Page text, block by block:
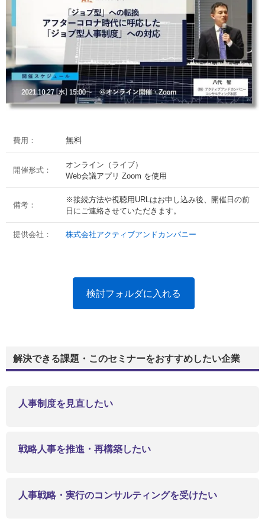
費用： 無料
開催形式：
オンライン（ライブ）
Web会議アプリ Zoom を使用
備考：
※接続方法や視聴用URLはお申し込み後、開催日の前
日にご連絡させていただきます。
提供会社： 株式会社アクティブアンドカンパニー
検討フォルダに入れる
解決できる課題・このセミナーをおすすめしたい企業
人事制度を見直したい
戦略人事を推進・再構築したい
人事戦略・実行のコンサルティングを受けたい